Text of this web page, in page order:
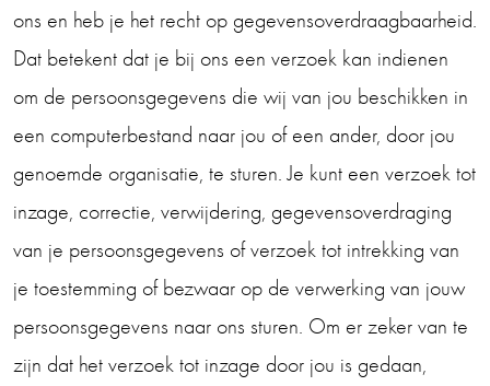
ons en heb je het recht op gegevensoverdraagbaarheid.
Dat betekent dat je bij ons een verzoek kan indienen
om de persoonsgegevens die wij van jou beschikken in
een computerbestand naar jou of een ander, door jou
genoemde organisatie, te sturen. Je kunt een verzoek tot
inzage, correctie, verwijdering, gegevensoverdraging
van je persoonsgegevens of verzoek tot intrekking van
je toestemming of bezwaar op de verwerking van jouw
persoonsgegevens naar ons sturen. Om er zeker van te
zijn dat het verzoek tot inzage door jou is gedaan,